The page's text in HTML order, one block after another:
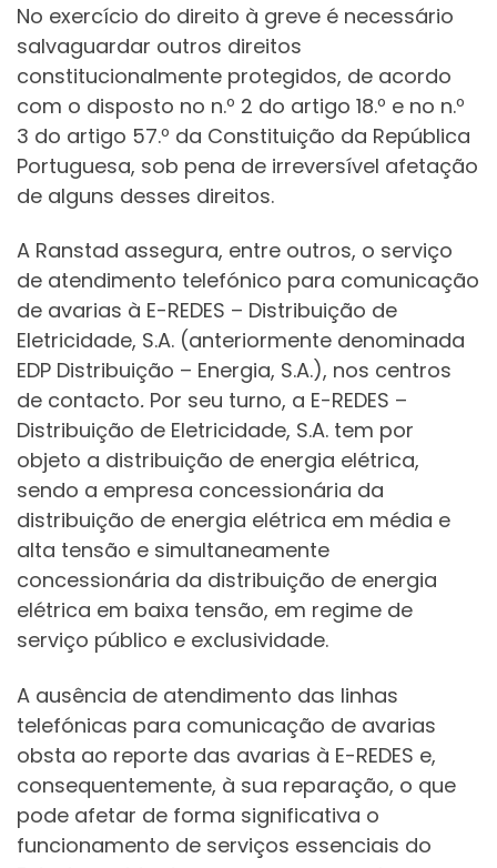
No exercício do direito à greve é necessário
salvaguardar outros direitos
constitucionalmente protegidos, de acordo
com o disposto no n.º 2 do artigo 18.º e no n.º
3 do artigo 57.º da Constituição da República
Portuguesa, sob pena de irreversível afetação
de alguns desses direitos.
A Ranstad assegura, entre outros, o serviço
de atendimento telefónico para comunicação
de avarias à E-REDES – Distribuição de
Eletricidade, S.A. (anteriormente denominada
EDP Distribuição – Energia, S.A.), nos centros
de contacto. Por seu turno, a E-REDES –
Distribuição de Eletricidade, S.A. tem por
objeto a distribuição de energia elétrica,
sendo a empresa concessionária da
distribuição de energia elétrica em média e
alta tensão e simultaneamente
concessionária da distribuição de energia
elétrica em baixa tensão, em regime de
serviço público e exclusividade.
A ausência de atendimento das linhas
telefónicas para comunicação de avarias
obsta ao reporte das avarias à E-REDES e,
consequentemente, à sua reparação, o que
pode afetar de forma significativa o
funcionamento de serviços essenciais do